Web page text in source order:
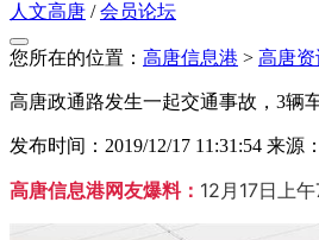
人文高唐 / 会员论坛
您所在的位置： 高唐信息港 > 高唐资
高唐政通路发生一起交通事故，3辆
发布时间：2019/12/17 11:31:54 来源
高唐信息港网友爆料： 12月17日上